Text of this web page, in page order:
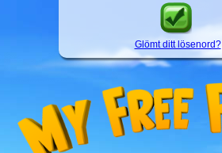
Glömt ditt lösenord?